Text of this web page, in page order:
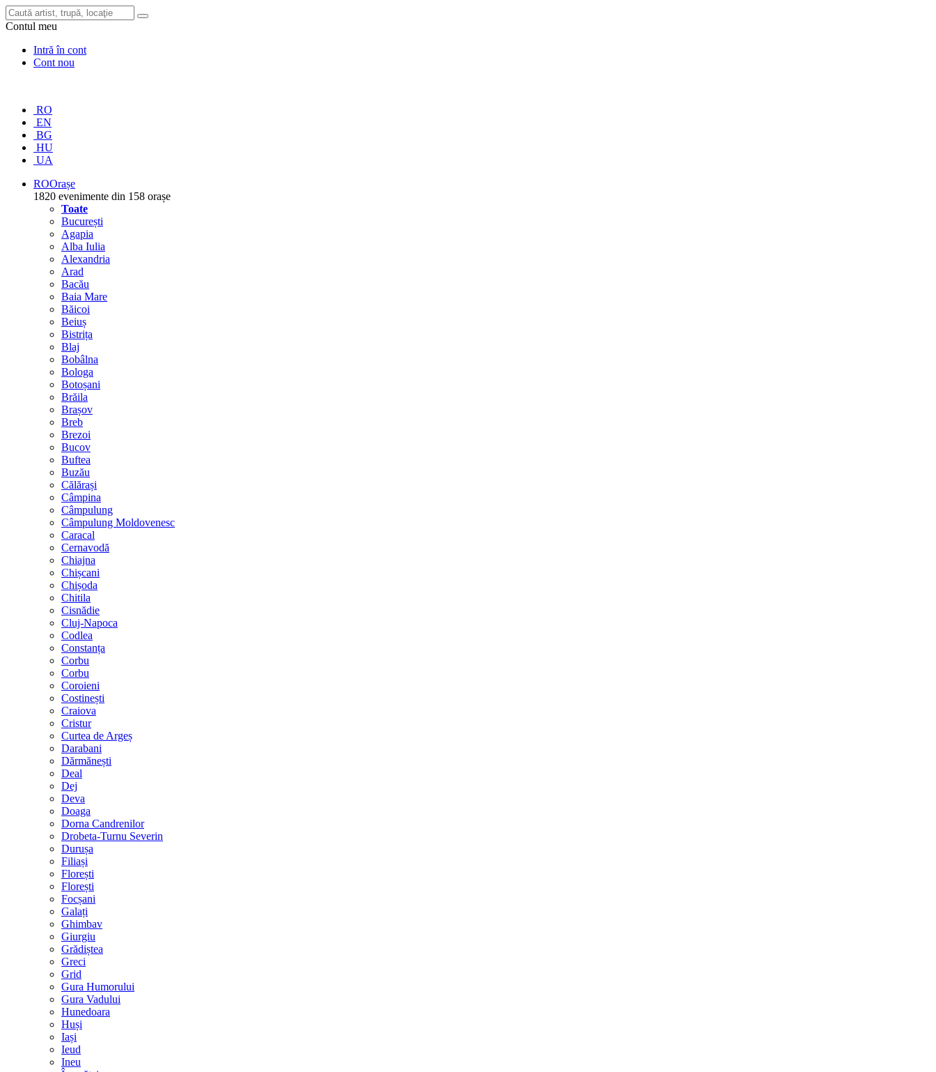
Contul meu
Intră în cont
Cont nou
RO
EN
BG
HU
UA
ROOrașe
1820 evenimente din 158 orașe
Toate
București
Agapia
Alba Iulia
Alexandria
Arad
Bacău
Baia Mare
Băicoi
Beiuș
Bistrița
Blaj
Bobâlna
Bologa
Botoșani
Brăila
Brașov
Breb
Brezoi
Bucov
Buftea
Buzău
Călărași
Câmpina
Câmpulung
Câmpulung Moldovenesc
Caracal
Cernavodă
Chiajna
Chișcani
Chișoda
Chitila
Cisnădie
Cluj-Napoca
Codlea
Constanța
Corbu
Corbu
Coroieni
Costinești
Craiova
Cristur
Curtea de Argeș
Darabani
Dărmănești
Deal
Dej
Deva
Doaga
Dorna Candrenilor
Drobeta-Turnu Severin
Durușa
Filiași
Florești
Florești
Focșani
Galați
Ghimbav
Giurgiu
Grădiștea
Greci
Grid
Gura Humorului
Gura Vadului
Hunedoara
Huși
Iași
Ieud
Ineu